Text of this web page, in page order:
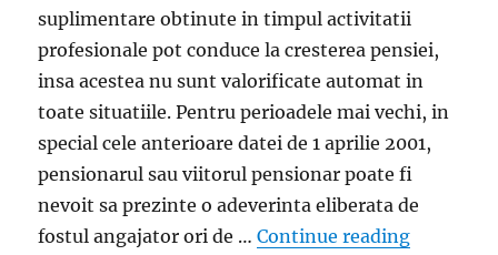
suplimentare obtinute in timpul activitatii
profesionale pot conduce la cresterea pensiei,
insa acestea nu sunt valorificate automat in
toate situatiile. Pentru perioadele mai vechi, in
special cele anterioare datei de 1 aprilie 2001,
pensionarul sau viitorul pensionar poate fi
nevoit sa prezinte o adeverinta eliberata de
fostul angajator ori de …Continue reading„Ce